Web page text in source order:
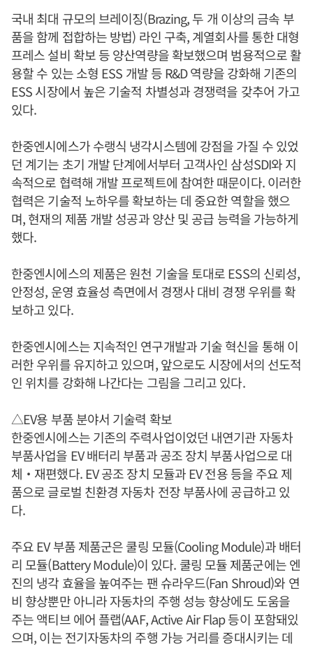
국내 최대 규모의 브레이징(Brazing, 두 개 이상의 금속 부
품을 함께 접합하는 방법) 라인 구축, 계열회사를 통한 대형
프레스 설비 확보 등 양산역량을 확보했으며 범용적으로 활
용할 수 있는 소형 ESS 개발 등 R&D 역량을 강화해 기존의
ESS 시장에서 높은 기술적 차별성과 경쟁력을 갖추어 가고
있다.
한중엔시에스가 수랭식 냉각시스템에 강점을 가질 수 있었
던 계기는 초기 개발 단계에서부터 고객사인 삼성SDI와 지
속적으로 협력해 개발 프로젝트에 참여한 때문이다. 이러한
협력은 기술적 노하우를 확보하는 데 중요한 역할을 했으
며, 현재의 제품 개발 성공과 양산 및 공급 능력을 가능하게
했다.
한중엔시에스의 제품은 원천 기술을 토대로 ESS의 신뢰성,
안정성, 운영 효율성 측면에서 경쟁사 대비 경쟁 우위를 확
보하고 있다.
한중엔시에스는 지속적인 연구개발과 기술 혁신을 통해 이
러한 우위를 유지하고 있으며, 앞으로도 시장에서의 선도적
인 위치를 강화해 나간다는 그림을 그리고 있다.
△EV용 부품 분야서 기술력 확보
한중엔시에스는 기존의 주력사업이었던 내연기관 자동차
부품사업을 EV 배터리 부품과 공조 장치 부품사업으로 대
체‧재편했다. EV 공조 장치 모듈과 EV 전용 등을 주요 제
품으로 글로벌 친환경 자동차 전장 부품사에 공급하고 있
다.
주요 EV 부품 제품군은 쿨링 모듈(Cooling Module)과 배터
리 모듈(Battery Module)이 있다. 쿨링 모듈 제품군에는 엔
진의 냉각 효율을 높여주는 팬 슈라우드(Fan Shroud)와 연
비 향상뿐만 아니라 자동차의 주행 성능 향상에도 도움을
주는 액티브 에어 플랩(AAF, Active Air Flap 등이 포함돼있
으며, 이는 전기자동차의 주행 가능 거리를 증대시키는 데